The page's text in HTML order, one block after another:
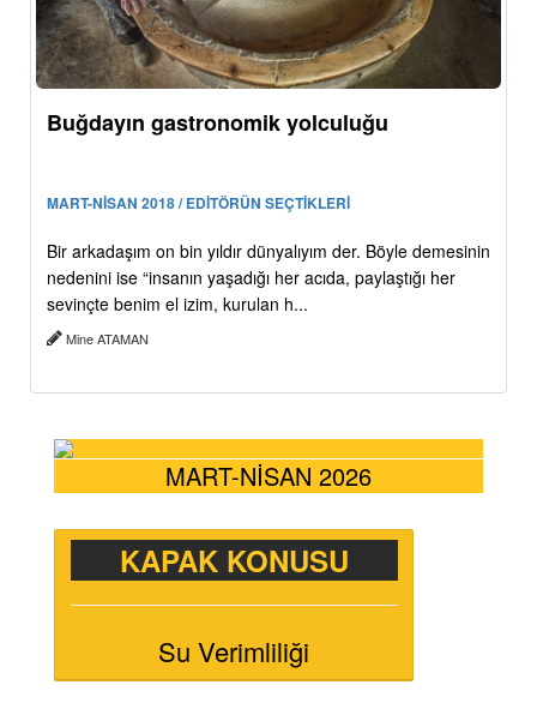
Buğdayın gastronomik yolculuğu
MART-NİSAN 2018 / EDİTÖRÜN SEÇTİKLERİ
Bir arkadaşım on bin yıldır dünyalıyım der. Böyle demesinin
nedenini ise “insanın yaşadığı her acıda, paylaştığı her
sevinçte benim el izim, kurulan h...
Mine ATAMAN
MART-NİSAN 2026
KAPAK KONUSU
Su Verimliliği